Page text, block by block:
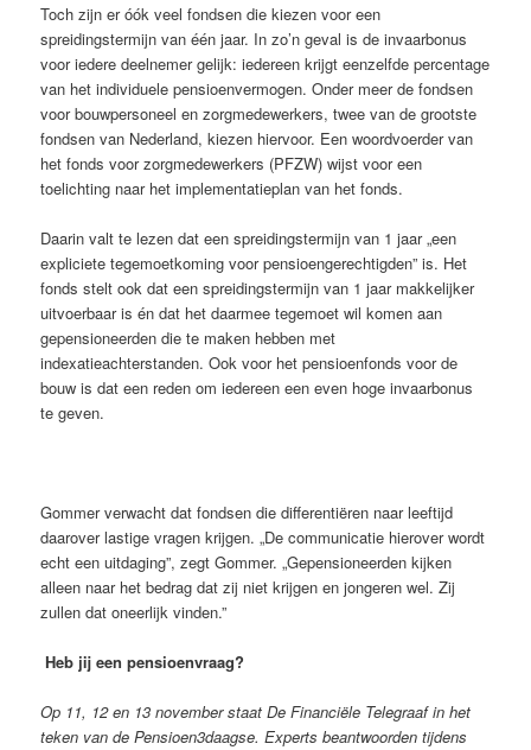
Toch zijn er óók veel fondsen die kiezen voor een
spreidingstermijn van één jaar. In zo’n geval is de invaarbonus
voor iedere deelnemer gelijk: iedereen krijgt eenzelfde percentage
van het individuele pensioenvermogen. Onder meer de fondsen
voor bouwpersoneel en zorgmedewerkers, twee van de grootste
fondsen van Nederland, kiezen hiervoor. Een woordvoerder van
het fonds voor zorgmedewerkers (PFZW) wijst voor een
toelichting naar het implementatieplan van het fonds.
Daarin valt te lezen dat een spreidingstermijn van 1 jaar „een
expliciete tegemoetkoming voor pensioengerechtigden” is. Het
fonds stelt ook dat een spreidingstermijn van 1 jaar makkelijker
uitvoerbaar is én dat het daarmee tegemoet wil komen aan
gepensioneerden die te maken hebben met
indexatieachterstanden. Ook voor het pensioenfonds voor de
bouw is dat een reden om iedereen een even hoge invaarbonus
te geven.
Gommer verwacht dat fondsen die differentiëren naar leeftijd
daarover lastige vragen krijgen. „De communicatie hierover wordt
echt een uitdaging”, zegt Gommer. „Gepensioneerden kijken
alleen naar het bedrag dat zij niet krijgen en jongeren wel. Zij
zullen dat oneerlijk vinden.”
Heb jij een pensioenvraag?
Op 11, 12 en 13 november staat De Financiële Telegraaf in het
teken van de Pensioen3daagse. Experts beantwoorden tijdens